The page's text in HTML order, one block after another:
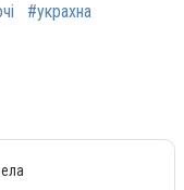
#украхна